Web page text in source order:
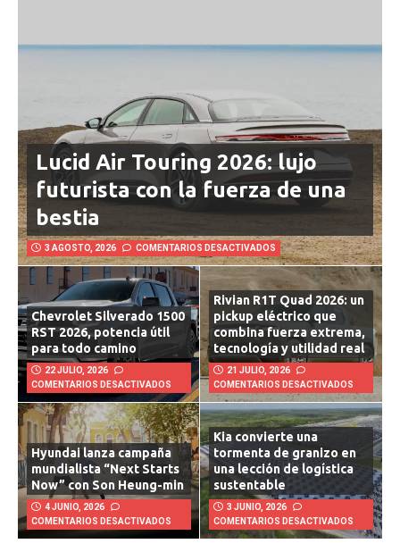
Lucid Air Touring 2026: lujo
futurista con la fuerza de una
bestia
3 AGOSTO, 2026 COMENTARIOS DESACTIVADOS
Chevrolet Silverado 1500
RST 2026, potencia útil
para todo camino
22 JULIO, 2026
COMENTARIOS DESACTIVADOS
Rivian R1T Quad 2026: un
pickup eléctrico que
combina fuerza extrema,
tecnología y utilidad real
21 JULIO, 2026
COMENTARIOS DESACTIVADOS
Hyundai lanza campaña
mundialista “Next Starts
Now” con Son Heung-min
4 JUNIO, 2026
COMENTARIOS DESACTIVADOS
Kia convierte una
tormenta de granizo en
una lección de logística
sustentable
3 JUNIO, 2026
COMENTARIOS DESACTIVADOS